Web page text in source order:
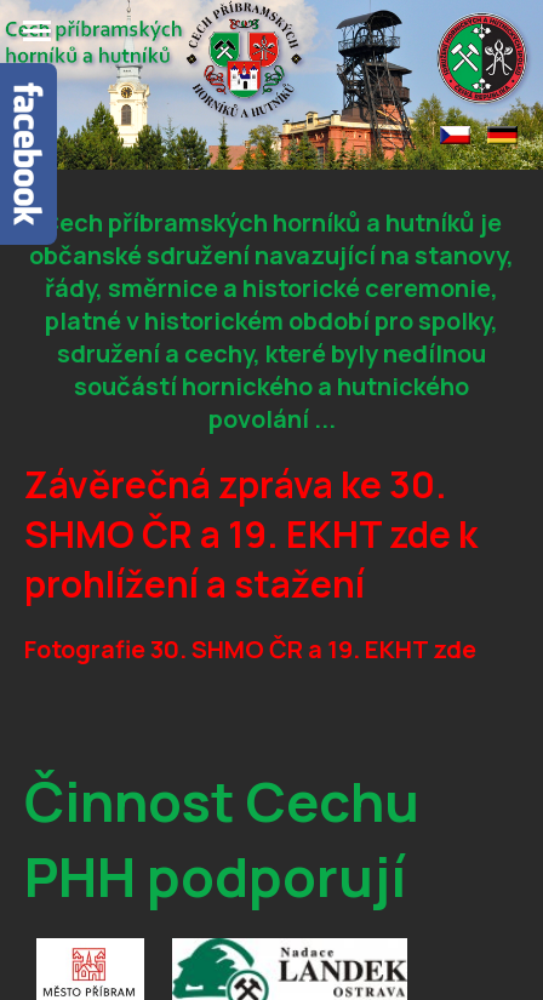
Cech příbramských horníků a hutníků je
občanské sdružení navazující na stanovy,
řády, směrnice a historické ceremonie,
platné v historickém období pro spolky,
sdružení a cechy, které byly nedílnou
součástí hornického a hutnického
povolání ...
Závěrečná zpráva ke 30.
SHMO ČR a 19. EKHTzde k
prohlížení a stažení
Fotografie 30. SHMO ČR a 19. EKHT zde
Činnost Cechu
PHH podporují